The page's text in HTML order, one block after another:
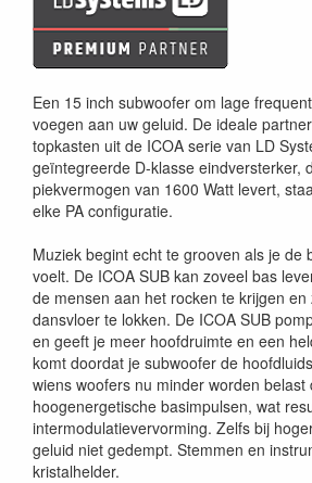
Een 15 inch subwoofer om lage
voegen aan uw geluid. De ideale
topkasten uit de ICOA serie van LD
geïntegreerde D-klasse eindversterker,
piekvermogen van 1600 Watt levert,
elke PA configuratie.
Muziek begint echt te grooven als je de
voelt. De ICOA SUB kan zoveel bas
de mensen aan het rocken te krijgen en
dansvloer te lokken. De ICOA SUB
en geeft je meer hoofdruimte en een
komt doordat je subwoofer de
wiens woofers nu minder worden belast
hoogenergetische basimpulsen, wat
intermodulatievervorming. Zelfs bij
geluid niet gedempt. Stemmen en
kristalhelder.